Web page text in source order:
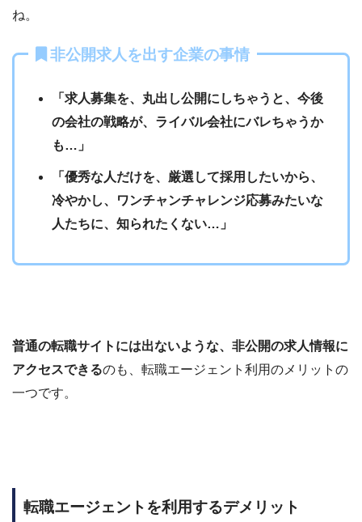
ね。
非公開求人を出す企業の事情
「求人募集を、丸出し公開にしちゃうと、今後
の会社の戦略が、ライバル会社にバレちゃうか
も…」
「優秀な人だけを、厳選して採用したいから、
冷やかし、ワンチャンチャレンジ応募みたいな
人たちに、知られたくない…」
普通の転職サイトには出ないような、 非公開の求人情報に
アクセスできるのも、転職エージェント利用のメリットの
一つです。
転職エージェントを利用するデメリット